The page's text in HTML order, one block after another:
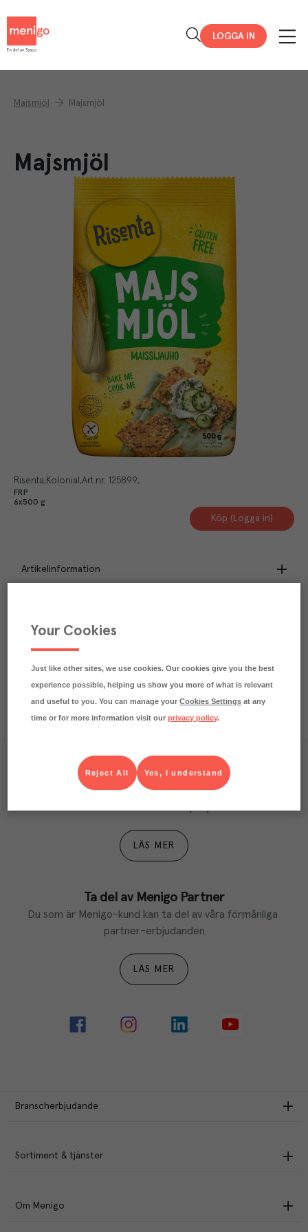
LOGGA IN
Majsmjöl Majsmjöl
Majsmjöl
Risenta Kolonial Art.nr. 125899
FRP
6x500 g
Köp (Logga in)
Artikelinformation
Näringsdeklaration
Våra kundtidningar
Läs inspirerande reportage, matnyttiga artiklar och
LÄS MER
Ta del av Menigo Partner
Du som är Menigo-kund kan ta del av våra förmånliga
partner-erbjudanden
LÄS MER
Branscherbjudande
Sortiment & tjänster
Om Menigo
Your Cookies
Just like other sites, we use cookies. Our cookies give you the best
experience possible, helping us show you more of what is relevant
and useful to you. You can manage yourCookies Settings at any
time or for more information visit ourprivacy policy.
Yes, I understand
Reject All